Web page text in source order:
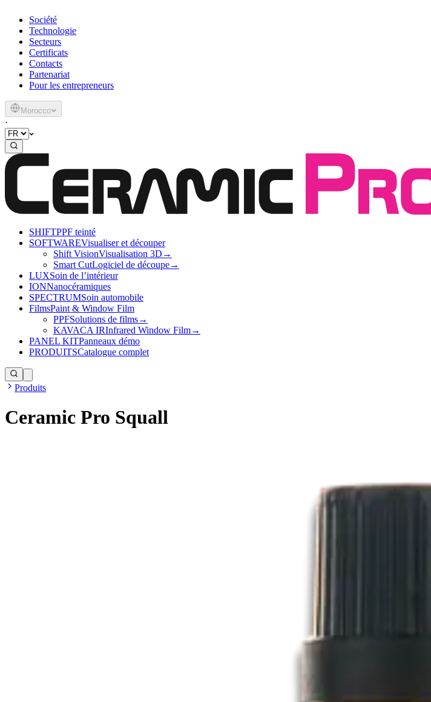
Société
Technologie
Secteurs
Certificats
Contacts
Partenariat
Pour les entrepreneurs
Morocco
·
SHIFTPPF teinté
SOFTWAREVisualiser et découper
Shift VisionVisualisation 3D →
Smart CutLogiciel de découpe→
LUXSoin de l’intérieur
IONNanocéramiques
SPECTRUMSoin automobile
FilmsPaint & Window Film
PPFSolutions de films→
KAVACA IRInfrared Window Film→
PANEL KITPanneaux démo
PRODUITSCatalogue complet
Produits
Ceramic Pro Squall